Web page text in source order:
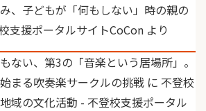
、子どもが「何もしない」時の親の
支援ポータルサイトCoCon より
ない、第3の「音楽という居場所」。
まる吹奏楽サークルの挑戦 に 不登校
域の文化活動 - 不登校支援ポータル